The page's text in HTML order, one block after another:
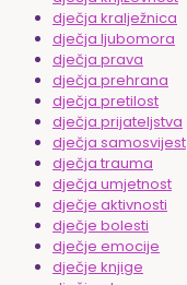
dječja kralježnica
dječja ljubomora
dječja prava
dječja prehrana
dječja pretilost
dječja prijateljstva
dječja samosvijest
dječja trauma
dječja umjetnost
dječje aktivnosti
dječje bolesti
dječje emocije
dječje knjige